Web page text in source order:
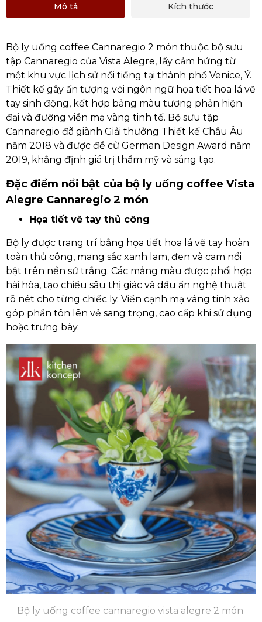
Mô tả Kích thước
Bộ ly uống coffee Cannaregio 2 món thuộc bộ sưu
tập Cannaregio của Vista Alegre, lấy cảm hứng từ
một khu vực lịch sử nổi tiếng tại thành phố Venice, Ý.
Thiết kế gây ấn tượng với ngôn ngữ họa tiết hoa lá vẽ
tay sinh động, kết hợp bảng màu tương phản hiện
đại và đường viền mạ vàng tinh tế. Bộ sưu tập
Cannaregio đã giành Giải thưởng Thiết kế Châu Âu
năm 2018 và được đề cử German Design Award năm
2019, khẳng định giá trị thẩm mỹ và sáng tạo.
Đặc điểm nổi bật của bộ ly uống coffee Vista
Alegre Cannaregio 2 món
Họa tiết vẽ tay thủ công
Bộ ly được trang trí bằng họa tiết hoa lá vẽ tay hoàn
toàn thủ công, mang sắc xanh lam, đen và cam nổi
bật trên nền sứ trắng. Các mảng màu được phối hợp
hài hòa, tạo chiều sâu thị giác và dấu ấn nghệ thuật
rõ nét cho từng chiếc ly. Viền cạnh mạ vàng tinh xảo
góp phần tôn lên vẻ sang trọng, cao cấp khi sử dụng
hoặc trưng bày.
Bộ ly uống coffee cannaregio vista alegre 2 món